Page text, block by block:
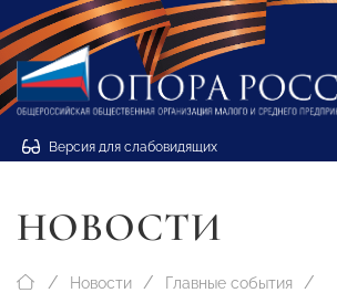
Версия для слабовидящих
НОВОСТИ
Новости Главные события